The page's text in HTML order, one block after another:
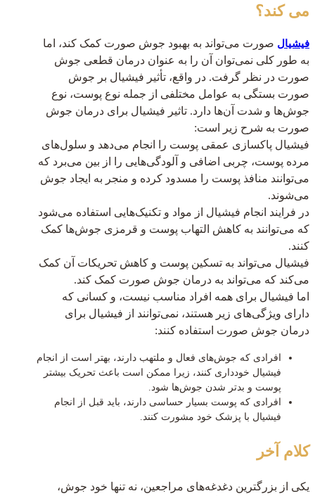
می کند؟
فیشیال صورت می‌تواند به بهبود جوش صورت کمک کند، اما
به طور کلی نمی‌توان آن را به عنوان درمان قطعی جوش
صورت در نظر گرفت. در واقع، تأثیر فیشیال بر جوش
صورت بستگی به عوامل مختلفی از جمله نوع پوست، نوع
جوش‌ها و شدت آن‌ها دارد. تاثیر فیشیال برای درمان جوش
صورت به شرح زیر است:
فیشیال پاکسازی عمقی پوست را انجام می‌دهد و سلول‌های
مرده پوست، چربی اضافی و آلودگی‌هایی را از بین می‌برد که
می‌توانند منافذ پوست را مسدود کرده و منجر به ایجاد جوش
می‌شوند.
در فرایند انجام فیشیال از مواد و تکنیک‌هایی استفاده می‌شود
که می‌توانند به کاهش التهاب پوست و قرمزی جوش‌ها کمک
کنند.
فیشیال می‌تواند به تسکین پوست و کاهش تحریکات آن کمک
می‌کند که می‌تواند به درمان جوش صورت کمک کند.
اما فیشیال برای همه افراد مناسب نیست، و کسانی که
دارای ویژگی‌های زیر هستند، نمی‌توانند از فیشیال برای
درمان جوش صورت استفاده کنند:
افرادی که جوش‌های فعال و ملتهب دارند، بهتر است از انجام
فیشیال خودداری کنند، زیرا ممکن است باعث تحریک بیشتر
پوست و بدتر شدن جوش‌ها شود.
افرادی که پوست بسیار حساسی دارند، باید قبل از انجام
فیشیال با پزشک خود مشورت کنند.
کلام آخر
یکی از بزرگترین دغدغه‌های مراجعین، نه تنها خود جوش،